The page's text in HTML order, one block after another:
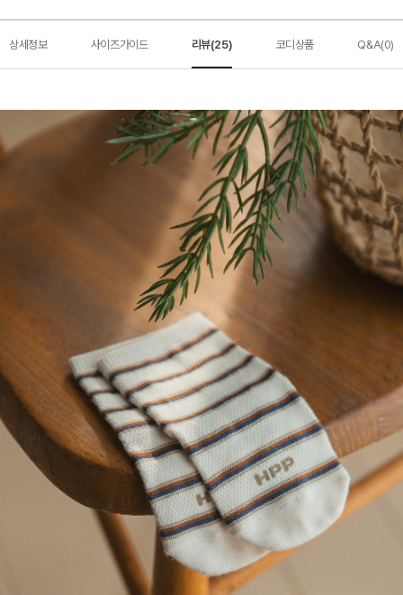
상세정보 사이즈가이드 리뷰(25) 코디상품 Q&A(0)